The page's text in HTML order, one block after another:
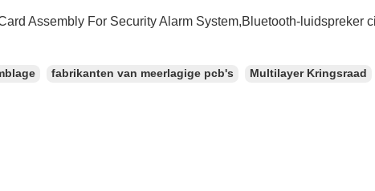
Assembly For Security Alarm System,Bluetooth-luidspreker
fabrikanten van meerlagige pcb's Multilayer Kringsraad